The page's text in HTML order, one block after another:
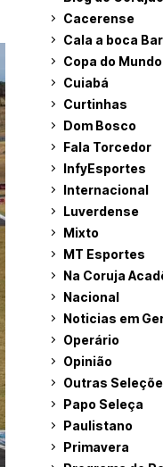
Cacerense
Cala a boca
Copa do Mundo
Cuiabá
Curtinhas
Dom Bosco
Fala Torcedor
InfyEsportes
Internacional
Luverdense
Mixto
MT Esportes
Na Coruja
Nacional
Noticias em
Operário
Opinião
Outras
Papo Seleça
Paulistano
Primavera